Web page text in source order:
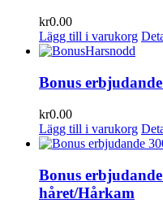
kr0.00
Lägg till i varukorg
Bonus
kr0.00
Lägg till i varukorg
Bonus
håret/Hårkam